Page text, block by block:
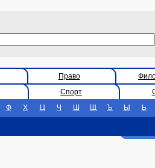
Право
Спорт
Ф Х Ц Ч Ш Щ Ъ Ы Ь